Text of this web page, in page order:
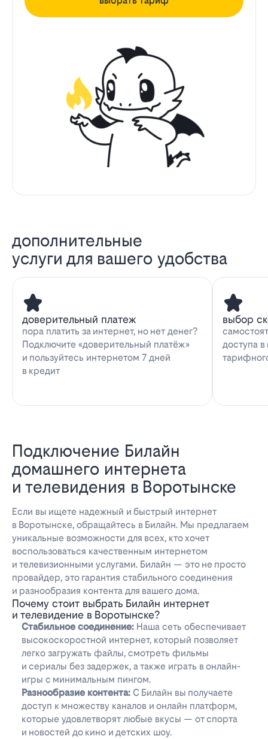
дополнительные
услуги для вашего удобства
доверительный платеж
пора платить за интернет, но нет денег?
Подключите «доверительный платёж»
и пользуйтесь интернетом 7 дней
в кредит
выбор
доступа
Подключение Билайн
домашнего интернета
и телевидения в Воротынске
Если вы ищете надежный и быстрый интернет
в Воротынске, обращайтесь в Билайн. Мы предлагаем
уникальные возможности для всех, кто хочет
воспользоваться качественным интернетом
и телевизионными услугами. Билайн — это не просто
провайдер, это гарантия стабильного соединения
и разнообразия контента для вашего дома.
Почему стоит выбрать Билайн интернет
и телевидение в Воротынске?
Стабильное соединение: Наша сеть обеспечивает
высокоскоростной интернет, который позволяет
легко загружать файлы, смотреть фильмы
и сериалы без задержек, а также играть в онлайн-
игры с минимальным пингом.
Разнообразие контента: С Билайн вы получаете
доступ к множеству каналов и онлайн платформ,
которые удовлетворят любые вкусы — от спорта
и новостей до кино и детских шоу.